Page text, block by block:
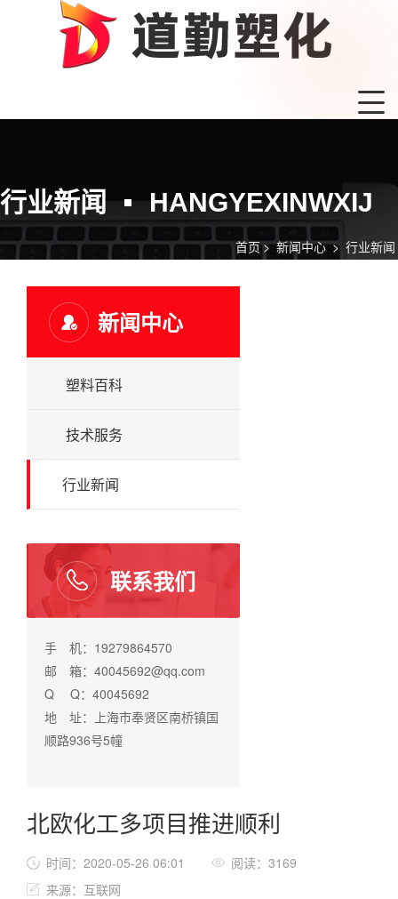
行业新闻 HANGYEXINWXIJ
首页 >新闻中心> 行业新闻
新闻中心
塑料百科
技术服务
行业新闻
联系我们
手 机：19279864570
邮 箱：40045692@qq.com
Q Q：40045692
地 址：上海市奉贤区南桥镇国
顺路936号5幢
北欧化工多项目推进顺利
时间：2020-05-26 06:01
阅读：3169
来源：互联网